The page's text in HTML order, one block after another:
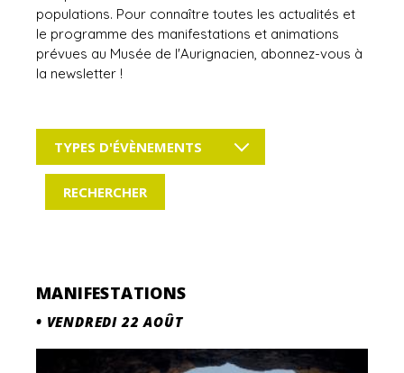
populations. Pour connaître toutes les actualités et
le programme des manifestations et animations
prévues au Musée de l'Aurignacien, abonnez-vous à
la newsletter !
TYPES D'ÉVÈNEMENTS
MANIFESTATIONS
• VENDREDI 22 AOÛT